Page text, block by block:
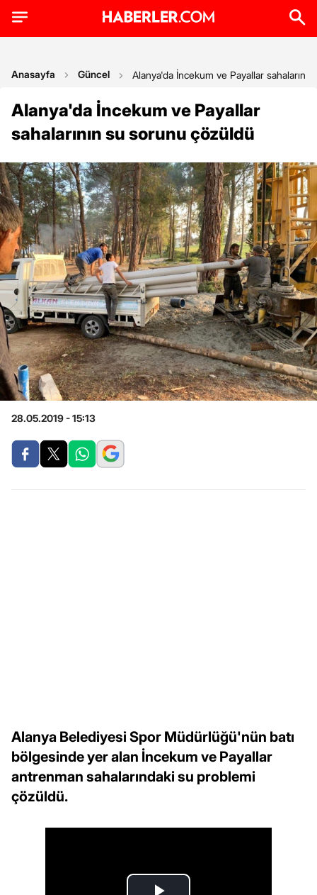
Anasayfa Güncel Alanya'da İncekum ve Payallar
Alanya'da İncekum ve Payallar
sahalarının su sorunu çözüldü
28.05.2019 - 15:13
Alanya Belediyesi Spor Müdürlüğü'nün batı
bölgesinde yer alan İncekum ve Payallar
antrenman sahalarındaki su problemi
çözüldü.